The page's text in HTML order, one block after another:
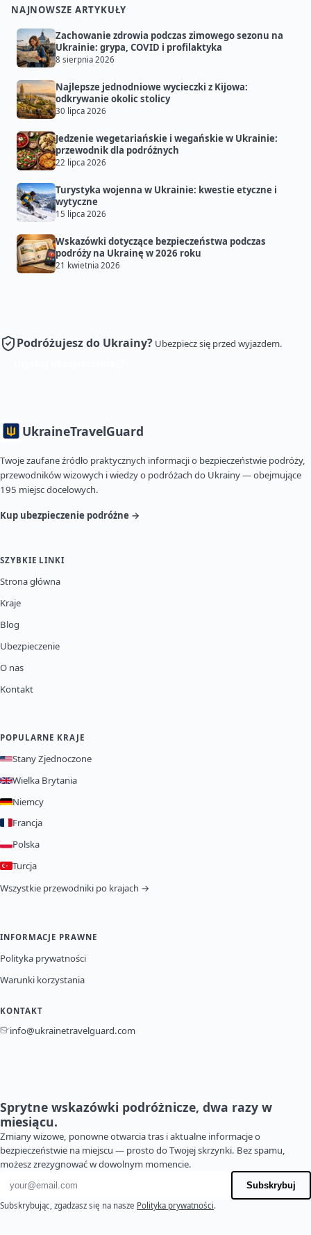
NAJNOWSZE ARTYKUŁY
Zachowanie zdrowia podczas zimowego sezonu na
Ukrainie: grypa, COVID i profilaktyka
8 sierpnia 2026
Najlepsze jednodniowe wycieczki z Kijowa:
odkrywanie okolic stolicy
30 lipca 2026
Jedzenie wegetariańskie i wegańskie w Ukrainie:
przewodnik dla podróżnych
22 lipca 2026
Turystyka wojenna w Ukrainie: kwestie etyczne i
wytyczne
15 lipca 2026
Wskazówki dotyczące bezpieczeństwa podczas
podróży na Ukrainę w 2026 roku
21 kwietnia 2026
Podróżujesz do Ukrainy? Ubezpiecz się przed wyjazdem.
UkraineTravelGuard
Twoje zaufane źródło praktycznych informacji o bezpieczeństwie podróży,
przewodników wizowych i wiedzy o podróżach do Ukrainy — obejmujące
195 miejsc docelowych.
Kup ubezpieczenie podróżne →
SZYBKIE LINKI
Strona główna
Kraje
Blog
Ubezpieczenie
O nas
Kontakt
POPULARNE KRAJE
Stany Zjednoczone
Wielka Brytania
Niemcy
Francja
Polska
Turcja
Wszystkie przewodniki po krajach →
INFORMACJE PRAWNE
Polityka prywatności
Warunki korzystania
KONTAKT
info@ukrainetravelguard.com
Sprytne wskazówki podróżnicze, dwa razy w
miesiącu.
Zmiany wizowe, ponowne otwarcia tras i aktualne informacje o
bezpieczeństwie na miejscu — prosto do Twojej skrzynki. Bez spamu,
możesz zrezygnować w dowolnym momencie.
Adres e-mail
Subskrybuj
Subskrybując, zgadzasz się na nasze Polityka prywatności.